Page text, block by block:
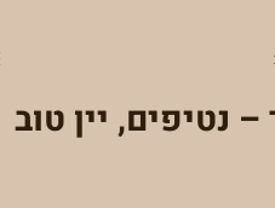
גבול שפלה והר – נטיפים, יין טוב